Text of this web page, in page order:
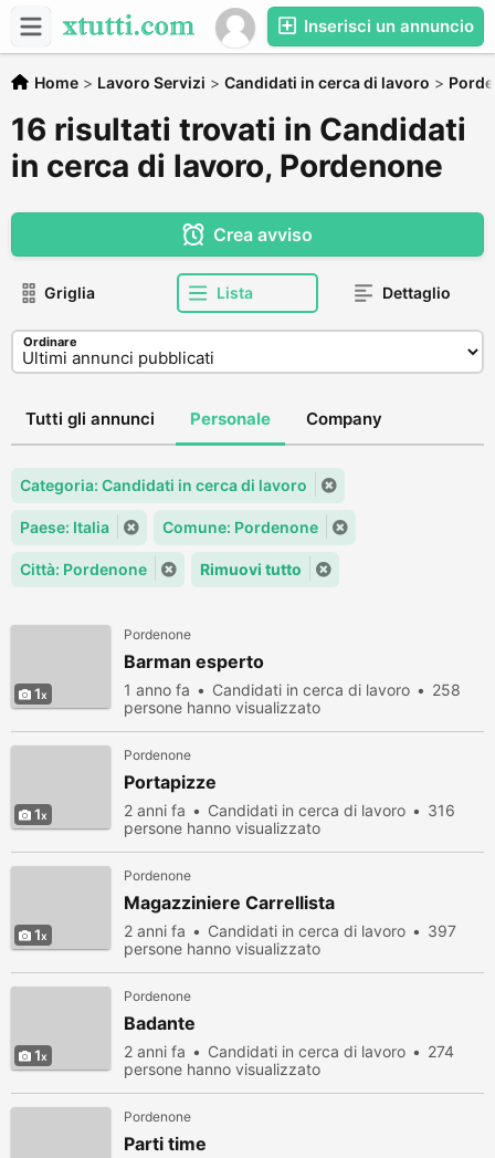
Inserisci un annuncio
Home > Lavoro Servizi > Candidati in cerca di lavoro >
16 risultati trovati in Candidati
in cerca di lavoro, Pordenone
Crea avviso
Griglia Lista Dettaglio
Ordinare
Tutti gli annunci Personale Company
Categoria: Candidati in cerca di lavoro
Paese: Italia Comune: Pordenone
Città: Pordenone Rimuovi tutto
1
Pordenone
Barman esperto
1 anno fa Candidati in cerca di lavoro
258
persone hanno visualizzato
1
Pordenone
Portapizze
2 anni fa Candidati in cerca di lavoro
316
persone hanno visualizzato
1
Pordenone
Magazziniere Carrellista
2 anni fa Candidati in cerca di lavoro
397
persone hanno visualizzato
1
Pordenone
Badante
2 anni fa Candidati in cerca di lavoro
274
persone hanno visualizzato
Pordenone
Parti time